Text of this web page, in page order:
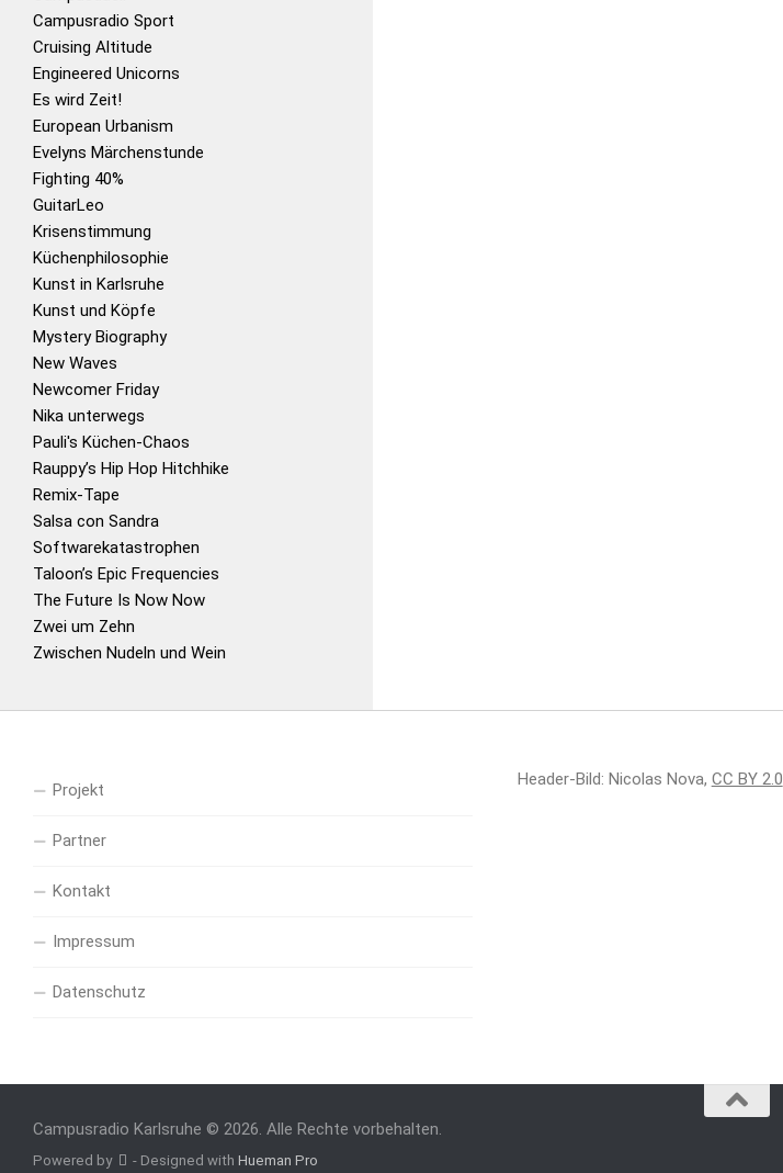
Campusradio Sport
Cruising Altitude
Engineered Unicorns
Es wird Zeit!
European Urbanism
Evelyns Märchenstunde
Fighting 40%
GuitarLeo
Krisenstimmung
Küchenphilosophie
Kunst in Karlsruhe
Kunst und Köpfe
Mystery Biography
New Waves
Newcomer Friday
Nika unterwegs
Pauli's Küchen-Chaos
Rauppy’s Hip Hop Hitchhike
Remix-Tape
Salsa con Sandra
Softwarekatastrophen
Taloon’s Epic Frequencies
The Future Is Now Now
Zwei um Zehn
Zwischen Nudeln und Wein
Projekt
Partner
Kontakt
Impressum
Datenschutz
Header-Bild: Nicolas Nova, CC BY 2.0
Campusradio Karlsruhe © 2026. Alle Rechte vorbehalten.
Powered by - Designed withHueman Pro